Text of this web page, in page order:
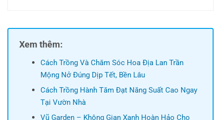
Xem thêm:
Cách Trồng Và Chăm Sóc Hoa Địa Lan Trần
Mộng Nở Đúng Dịp Tết, Bền Lâu
Cách Trồng Hành Tăm Đạt Năng Suất Cao Ngay
Tại Vườn Nhà
Vũ Garden – Không Gian Xanh Hoàn Hảo Cho